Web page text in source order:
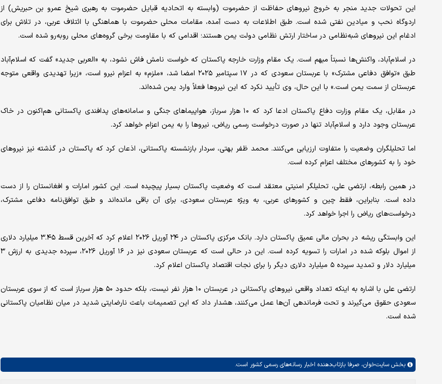
این تحولات جدید منجر به خروج نیروهای حفاظت از حضرموت (وابسته به اتحادیه قبایل حضرموت به رهبری شیخ عمرو بن حبریش) از
اردوگاه نحب و میادین نفتی شده است. طبق اطلاعات به دست آمده، مقامات محلی حضرموت با هماهنگی با ائتلاف عربی، در تلاش برای
ادغام این نیروهای شبه‌نظامی در ساختار ارتش نظامی دولت یمن هستند؛ اقدامی که با مقاومت برخی گروه‌های محلی روبه‌رو شده است.
در اسلام‌آباد، واکنش‌ها نسبتاً مبهم است. یک مقام وزارت خارجه پاکستان که خواست نامش فاش نشود، به «العربی جدید» گفت که اسلام‌آباد
طبق «توافق دفاعی مشترک» با عربستان سعودی که در ۱۷ سپتامبر ۲۰۲۵ امضا شد، «ملزم» به اعزام نیرو است، «زیرا تهدیدی واقعی متوجه
عربستان از سمت یمن است.» با این حال، وی تأیید نکرد که این نیروها فعلاً وارد یمن شده‌اند.
در مقابل، یک مقام وزارت دفاع پاکستان ادعا کرد که ۱۰ هزار سرباز، هواپیماهای جنگی و سامانه‌های پدافندی پاکستانی هم‌اکنون در خاک
عربستان وجود دارد و اسلام‌آباد تنها در صورت درخواست رسمی ریاض، نیروها را به یمن اعزام خواهد کرد.
اما تحلیلگران وضعیت را متفاوت ارزیابی می‌کنند. محمد ظفر بهتی، سردار بازنشسته پاکستانی، اذعان کرد که پاکستان در گذشته نیز نیروهای
خود را به کشورهای مختلف اعزام کرده است.
در همین رابطه، ارتضی علی، تحلیلگر امنیتی معتقد است که وضعیت پاکستان بسیار پیچیده است. این کشور امارات و افغانستان را از دست
داده است. بنابراین، فقط چین و کشورهای عربی، به ویژه عربستان سعودی، برای آن باقی مانده‌اند و طبق توافق‌نامه دفاعی مشترک،
درخواست‌های ریاض را اجرا خواهد کرد.
این وابستگی ریشه در بحران مالی عمیق پاکستان دارد. بانک مرکزی پاکستان در ۲۴ آوریل ۲۰۲۶ اعلام کرد که آخرین قسط ۳.۴۵ میلیارد دلاری
از اموال بلوکه شده در امارات را تسویه کرده است. این در حالی است که عربستان سعودی نیز در ۱۶ آوریل ۲۰۲۶، سپرده جدیدی به ارزش ۳
میلیارد دلار و تمدید سپرده ۵ میلیارد دلاری دیگر را برای نجات اقتصاد پاکستان اعلام کرد.
ارتضی علی با اشاره به اینکه تعداد واقعی نیروهای پاکستانی در عربستان ۱۰ هزار نفر نیست، بلکه حدود ۵۰ هزار سرباز است که از سوی عربستان
سعودی حقوق می‌گیرند و تحت فرماندهی آن‌ها عمل می‌کنند، هشدار داد که این تصمیمات باعث نارضایتی شدید در میان نظامیان پاکستانی
شده است.
بخش سایت‌خوان، صرفا بازتاب‌دهنده اخبار رسانه‌های رسمی کشور است.